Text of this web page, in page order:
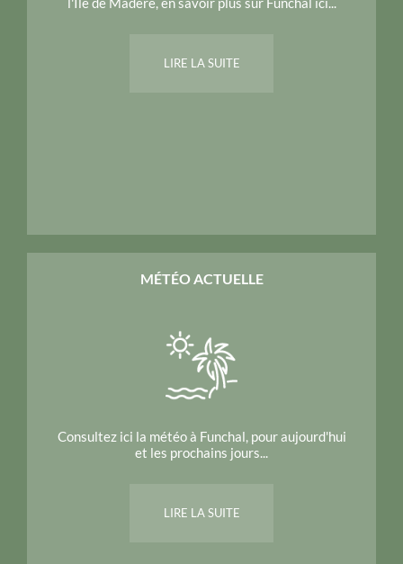
LIRE LA SUITE
MÉTÉO ACTUELLE
Consultez ici la météo à Funchal, pour aujourd'hui
et les prochains jours...
LIRE LA SUITE